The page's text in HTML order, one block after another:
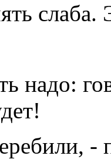
слаба.
надо:
-